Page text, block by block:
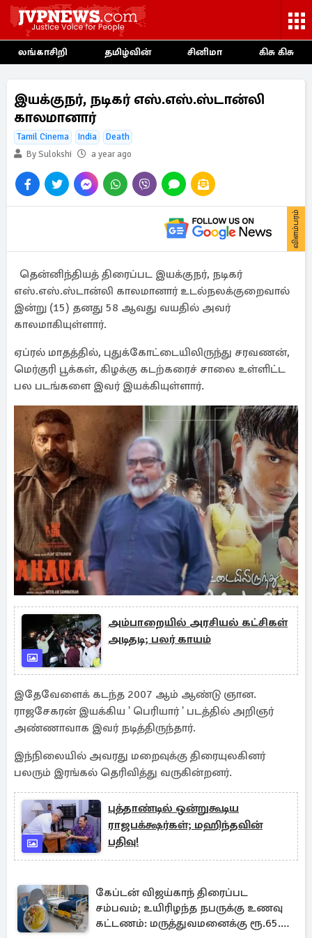
லங்காசிறி தமிழ்வின் சினிமா கிசு கிசு
இயக்குநர், நடிகர் எஸ்.எஸ்.ஸ்டான்லி
காலமானார்
Tamil Cinema India
Death
By Sulokshi
a year ago
விளம்பரம்
தென்னிந்தியத் திரைப்பட இயக்குநர், நடிகர்
எஸ்.எஸ்.ஸ்டான்லி காலமானார் உடல்நலக்குறைவால்
இன்று (15) தனது 58 ஆவது வயதில் அவர்
காலமாகியுள்ளார்.
ஏப்ரல் மாதத்தில், புதுக்கோட்டையிலிருந்து சரவணன்,
மெர்குரி பூக்கள், கிழக்கு கடற்கரைச் சாலை உள்ளிட்ட
பல படங்களை இவர் இயக்கியுள்ளார்.
அம்பாறையில் அரசியல் கட்சிகள்
அடிதடி; பலர் காயம்
இதேவேளைக் கடந்த 2007 ஆம் ஆண்டு ஞான.
ராஜசேகரன் இயக்கிய ' பெரியார் ' படத்தில் அறிஞர்
அண்ணாவாக இவர் நடித்திருந்தார்.
இந்நிலையில் அவரது மறைவுக்கு திரையுலகினர்
பலரும் இரங்கல் தெரிவித்து வருகின்றனர்.
புத்தாண்டில் ஒன்றுகூடிய
ராஜபக்க்ஷர்கள்; மஹிந்தவின்
பதிவு!
கேப்டன் விஜய்காந் திரைப்பட
சம்பவம்; உயிரிழந்த நபருக்கு உணவு
கட்டணம்: மருத்துவமனைக்கு ரூ.65.62